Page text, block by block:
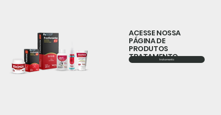
ACESSE NOSSA
PÁGINA DE
PRODUTOS
TRATAMENTO
tratamento